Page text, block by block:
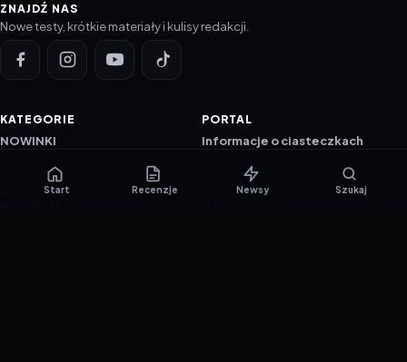
ZNAJDŹ NAS
Nowe testy, krótkie materiały i kulisy redakcji.
KATEGORIE
NOWINKI
PORADNIKI
PORTAL
Informacje o ciasteczkach
Polityka prywatności
Start Recenzje Newsy Szukaj